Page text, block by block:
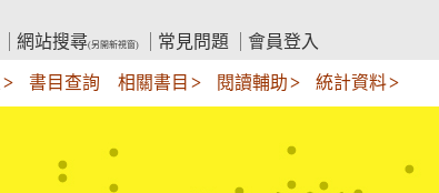
網站搜尋(另開新視窗) 常見問題 會員登入
書目查詢 相關書目 閱讀輔助 統計資料